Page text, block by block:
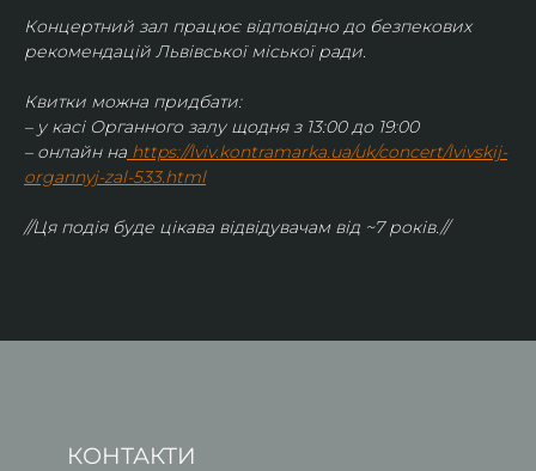
Концертний зал працює відповідно до безпекових
рекомендацій Львівської міської ради.
Квитки можна придбати:
– у касі Органного залу щодня з 13:00 до 19:00
– онлайн на https://lviv.kontramarka.ua/uk/concert/lvivskij-
organnyj-zal-533.html
//Ця подія буде цікава відвідувачам від ~7 років.//
КОНТАКТИ